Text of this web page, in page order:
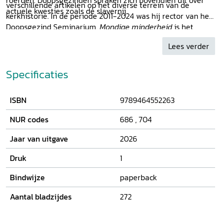
actuele kwesties zoals de slavernij.
verschillende artikelen op het diverse terrein van de
kerkhistorie. In de periode 2011-2024 was hij rector van het
Doopsgezind Seminarium. Mondige minderheidis het
resultaat van zijn promotieonderzoek aan de Radboud
Lees verder
Specificaties
ISBN
9789464552263
NUR codes
686 ,704
Jaar van uitgave
2026
Druk
1
Bindwijze
paperback
Aantal bladzijdes
272